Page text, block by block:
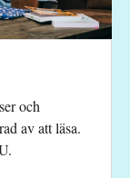
EU/EES och
och
av att läsa.